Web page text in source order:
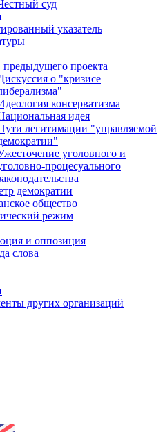
суд
указатель
проекта
о "кризисе
консерватизма
идея
легитимации "управляемой
уголовного и
процесуального
демократии
общество
режим
и оппозиция
слова
других организаций